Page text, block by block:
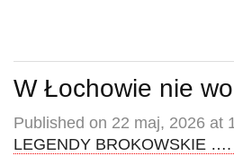
W Łochowie nie
Published on 22 maj, 2026 at
LEGENDY BROKOWSKIE